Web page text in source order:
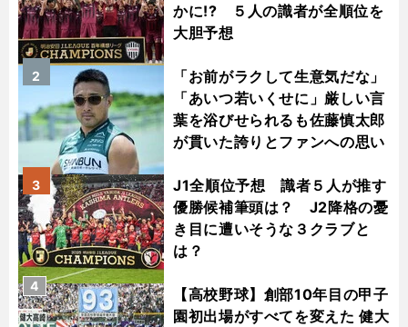
かに!? ５人の識者が全順位を
大胆予想
「お前がラクして生意気だな」
「あいつ若いくせに」厳しい言
葉を浴びせられるも佐藤慎太郎
が貫いた誇りとファンへの思い
2
J1全順位予想 識者５人が推す
優勝候補筆頭は？ J2降格の憂
き目に遭いそうな３クラブと
は？
3
【高校野球】創部10年目の甲子
園初出場がすべてを変えた 健大
4